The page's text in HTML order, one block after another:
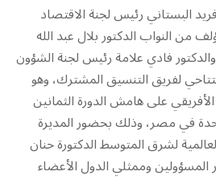
البستاني رئيس لجنة الاقتصاد
من النواب الدكتور بلال عبد الله
فادي علامة رئيس لجنة الشؤون
لفريق التنسيق المشترك، وهو
على هامش الدورة الثمانين
في مصر، وذلك بحضور المديرة
لشرق المتوسط الدكتورة حنان
وممثلي الدول الأعضاء